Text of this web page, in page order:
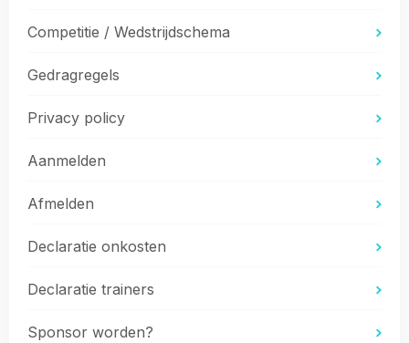
Competitie / Wedstrijdschema
Gedragregels
Privacy policy
Aanmelden
Afmelden
Declaratie onkosten
Declaratie trainers
Sponsor worden?